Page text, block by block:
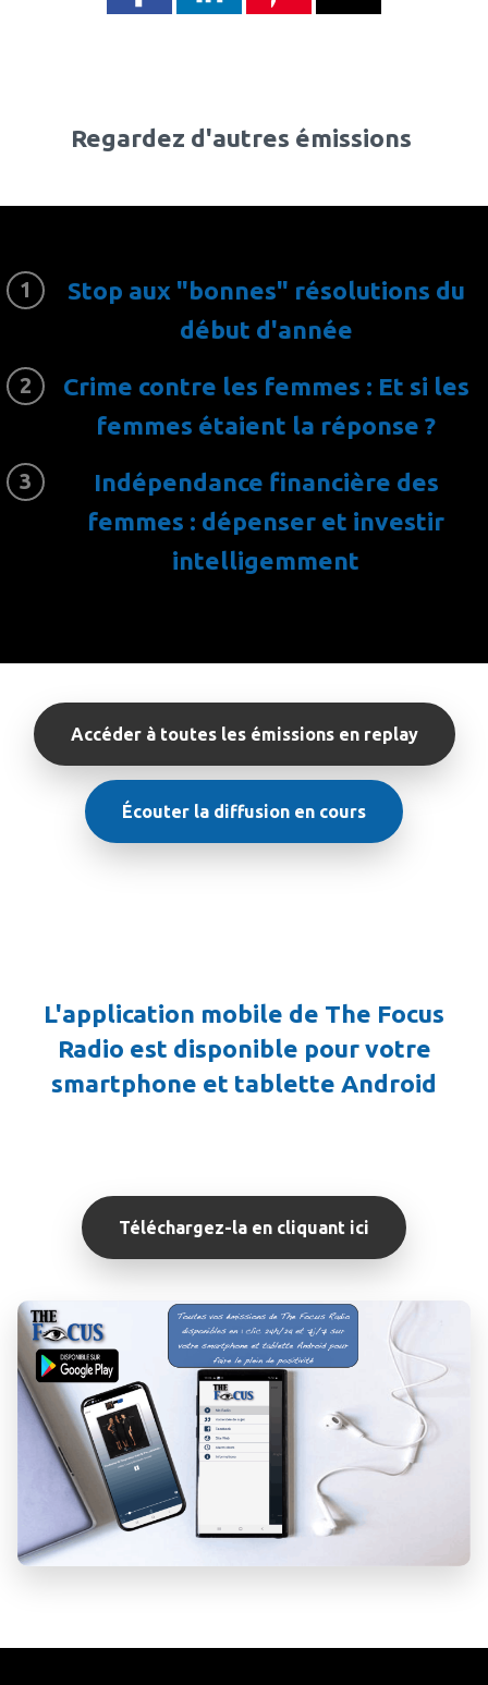
Regardez d'autres émissions
Stop aux "bonnes" résolutions du
début d'année
Crime contre les femmes : Et si les
femmes étaient la réponse ?
Indépendance financière des
femmes : dépenser et investir
intelligemment
Accéder à toutes les émissions en replay
Écouter la diffusion en cours
L'application mobile de The Focus
Radio est disponible pour votre
smartphone et tablette Android
Téléchargez-la en cliquant ici